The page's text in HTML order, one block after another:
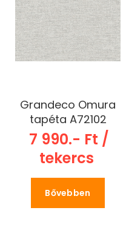
Grandeco Omura
tapéta A72102
7 990.- Ft /
tekercs
Bővebben